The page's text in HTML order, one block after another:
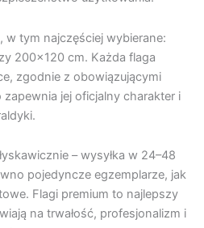
w tym najczęściej wybierane:
200×120 cm. Każda flaga
zgodnie z obowiązującymi
jej oficjalny charakter i
– wysyłka w 24–48
pojedyncze egzemplarze, jak
Flagi premium to najlepszy
na trwałość, profesjonalizm i